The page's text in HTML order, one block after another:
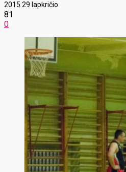
2015 29 lapkričio
81
0